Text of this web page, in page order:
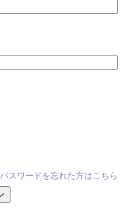
パスワードを忘れた方はこちら